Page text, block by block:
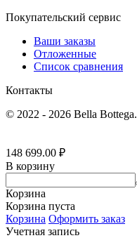
Покупательский сервис
Ваши заказы
Отложенные
Список сравнения
Контакты
© 2022 - 2026 Bella Bottega.
148 699.00 ₽
В корзину
Корзина
Корзина пуста
Корзина Оформить заказ
Учетная запись